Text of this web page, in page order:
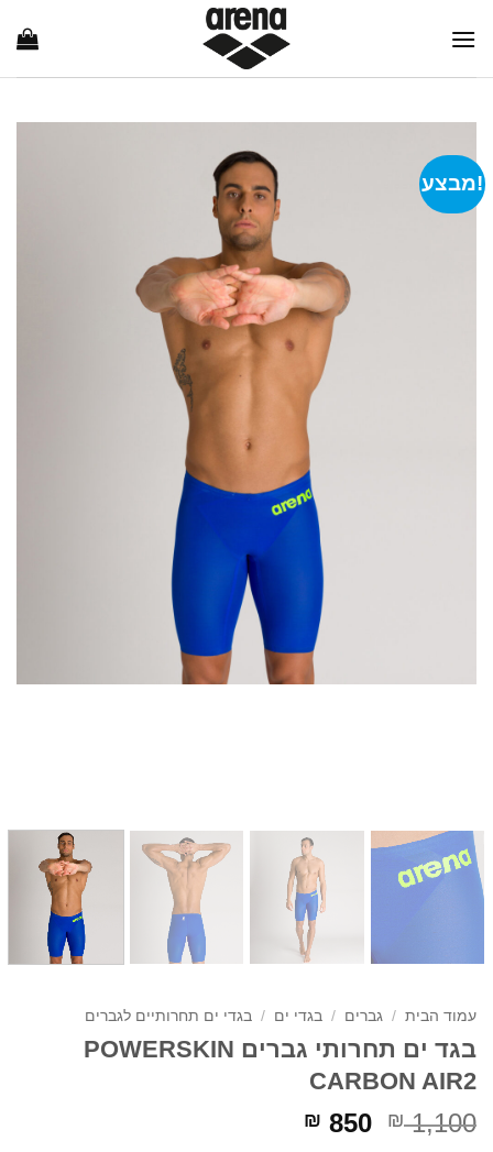
מבצע!
עמוד הבית / גברים / בגדי ים / בגדי ים תחרותיים לגברים
בגד ים תחרותי גברים POWERSKIN
CARBON AIR2
₪1,100
המחיר
₪ 850